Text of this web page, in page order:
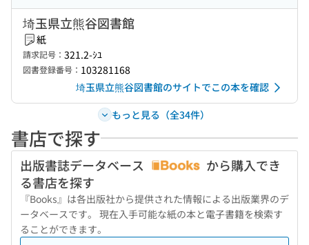
埼玉県立熊谷図書館
紙
請求記号： 321.2-ｼﾕ
図書登録番号： 103281168
埼玉県立熊谷図書館のサイトでこの本を確認
もっと見る（全34件）
書店で探す
出版書誌データベース
から購入でき
る書店を探す
『Books』は各出版社から提供された情報による出版業界のデ
ータベースです。 現在入手可能な紙の本と電子書籍を検索す
ることができます。